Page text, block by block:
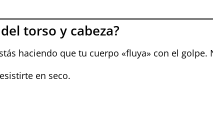
torso y cabeza?
haciendo que tu cuerpo «fluya» con el
en seco.